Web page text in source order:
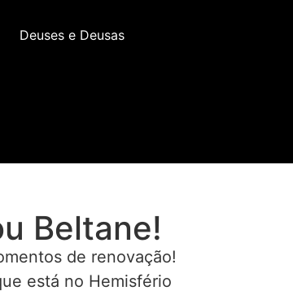
Deuses e Deusas
Beltane!
de renovação!
está no Hemisfério